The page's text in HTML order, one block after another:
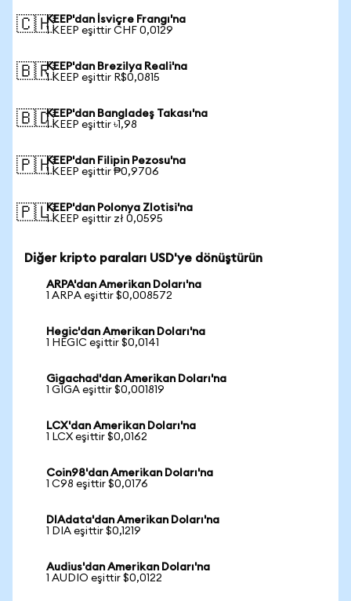
🇨🇭KEEP'dan İsviçre Frangı'na
1 KEEP eşittir CHF 0,0129
🇧🇷KEEP'dan Brezilya Reali'na
1 KEEP eşittir R$0,0815
🇧🇩KEEP'dan Bangladeş Takası'na
1 KEEP eşittir ৳1,98
🇵🇭KEEP'dan Filipin Pezosu'na
1 KEEP eşittir ₱0,9706
🇵🇱KEEP'dan Polonya Zlotisi'na
1 KEEP eşittir zł 0,0595
Diğer kripto paraları USD'ye dönüştürün
ARPA'dan Amerikan Doları'na
1 ARPA eşittir $0,008572
Hegic'dan Amerikan Doları'na
1 HEGIC eşittir $0,0141
Gigachad'dan Amerikan Doları'na
1 GIGA eşittir $0,001819
LCX'dan Amerikan Doları'na
1 LCX eşittir $0,0162
Coin98'dan Amerikan Doları'na
1 C98 eşittir $0,0176
DIAdata'dan Amerikan Doları'na
1 DIA eşittir $0,1219
Audius'dan Amerikan Doları'na
1 AUDIO eşittir $0,0122